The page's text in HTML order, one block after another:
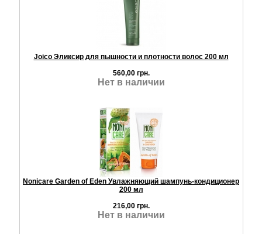
Joico Эликсир для пышности и плотности волос 200 мл
560,00 грн.
Нет в наличии
Nonicare Garden of Eden Увлажняющий шампунь-кондиционер
200 мл
216,00 грн.
Нет в наличии